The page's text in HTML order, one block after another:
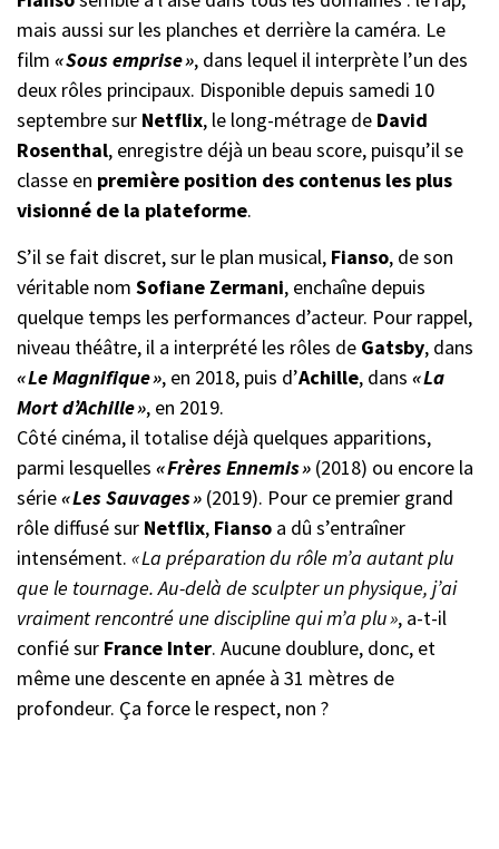
mais aussi sur les planches et derrière la caméra. Le
film « Sous emprise », dans lequel il interprète l’un des
deux rôles principaux. Disponible depuis samedi 10
septembre sur Netflix, le long-métrage de David
Rosenthal, enregistre déjà un beau score, puisqu’il se
classe en première position des contenus les plus
visionné de la plateforme.
S’il se fait discret, sur le plan musical, Fianso, de son
véritable nom Sofiane Zermani, enchaîne depuis
quelque temps les performances d’acteur. Pour rappel,
niveau théâtre, il a interprété les rôles de Gatsby, dans
« Le Magnifique », en 2018, puis d’Achille, dans « La
Mort d’Achille », en 2019.
Côté cinéma, il totalise déjà quelques apparitions,
parmi lesquelles « Frères Ennemis » (2018) ou encore la
série« Les Sauvages » (2019). Pour ce premier grand
rôle diffusé sur Netflix, Fianso a dû s’entraîner
intensément. « La préparation du rôle m’a autant plu
que le tournage. Au-delà de sculpter un physique, j’ai
vraiment rencontré une discipline qui m’a plu », a-t-il
confié sur France Inter. Aucune doublure, donc, et
même une descente en apnée à 31 mètres de
profondeur. Ça force le respect, non ?